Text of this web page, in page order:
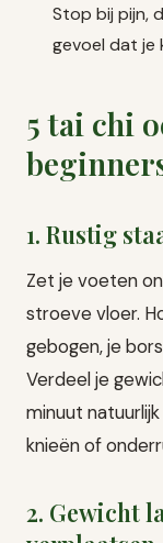
Stop bij pijn,
gevoel dat je
5 tai chi
1. Rustig
Zet je voeten
stroeve vloer.
gebogen, je
Verdeel je
minuut
knieën of
2. Gewicht